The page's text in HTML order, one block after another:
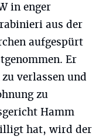
in enger
aus der
aufgespürt
Er
verlassen und
zu
Hamm
hat, wird der